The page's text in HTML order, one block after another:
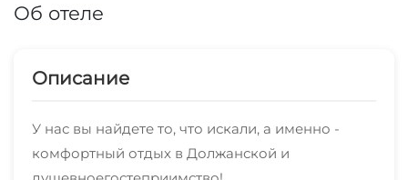
Об отеле
Описание
У нас вы найдете то, что искали, а именно -
комфортный отдых в Должанской и